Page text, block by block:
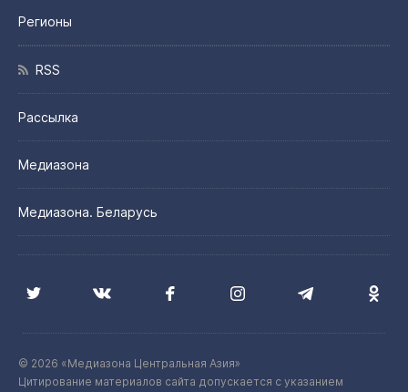
Регионы
RSS
Рассылка
Медиазона
Медиазона. Беларусь
© 2026 «Медиазона Центральная Азия»
Цитирование материалов сайта допускается с указанием